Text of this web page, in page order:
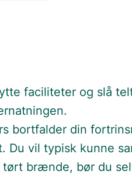
faciliteter og slå
bortfalder din
Du vil typisk kunne
brænde, bør du